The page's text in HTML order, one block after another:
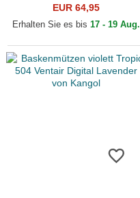
EUR 64,95
Erhalten Sie es bis 17 - 19 Aug.